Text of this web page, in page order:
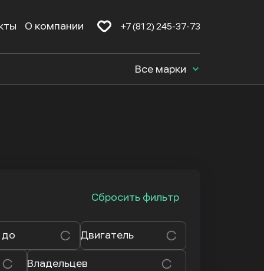
О компании +7 (812) 245-37-73
Все марки
Сбросить фильтр
до Двигатель
Владельцев